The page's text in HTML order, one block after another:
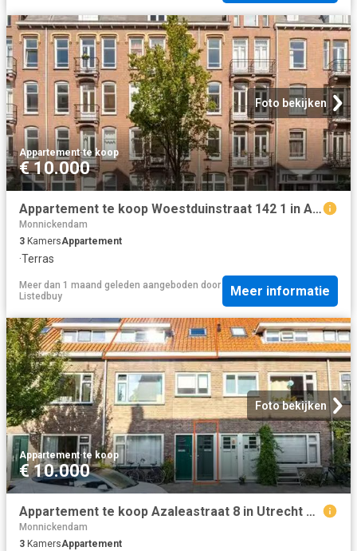
Foto bekijken
Appartement·te koop
€ 10.000
Appartement te koop Woestduinstraat 142 1 in Amsterdam voor €.
Monnickendam
3 KamersAppartement
·Terras
Meer dan 1 maand geleden aangeboden door
Listedbuy
Meer informatie
Foto bekijken
Appartement·te koop
€ 10.000
Appartement te koop Azaleastraat 8 in Utrecht voor € 375.000
Monnickendam
3 KamersAppartement